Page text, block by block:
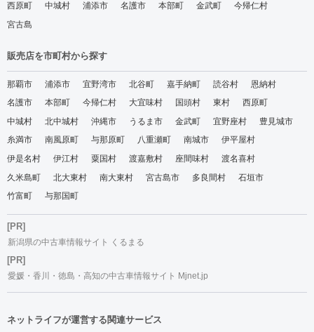
西原町
中城村 浦添市 名護市 本部町 金武町
今帰仁村
宮古島
販売店を市町村から探す
那覇市 浦添市 宜野湾市 北谷町 嘉手納町 読谷村
恩納村
名護市
本部町 今帰仁村 大宜味村 国頭村 東村
西原町
中城村
北中城村 沖縄市 うるま市 金武町 宜野座村
豊見城市
糸満市
南風原町 与那原町 八重瀬町 南城市
伊平屋村
伊是名村
伊江村 粟国村 渡嘉敷村 座間味村
渡名喜村
久米島町
北大東村 南大東村 宮古島市 多良間村
石垣市
竹富町
与那国町
[PR]
新潟県の中古車情報サイト くるまる
[PR]
愛媛・香川・徳島・高知の中古車情報サイト Mjnet.jp
ネットライフが運営する関連サービス